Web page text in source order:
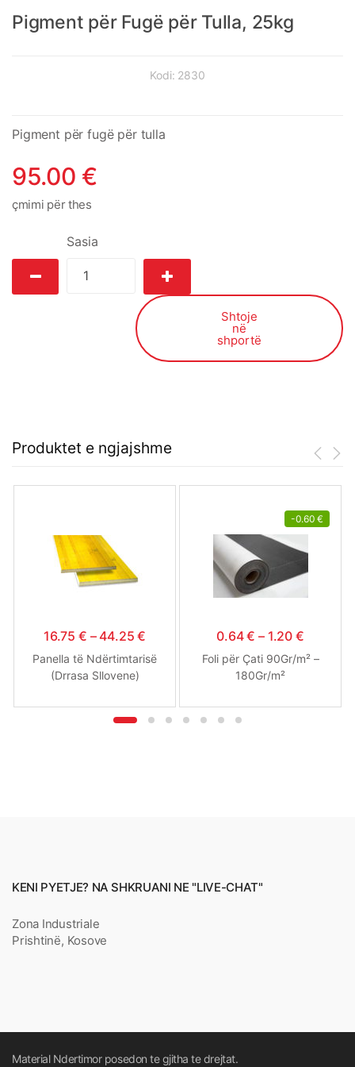
Pigment për Fugë për Tulla, 25kg
Kodi: 2830
Pigment për fugë për tulla
95.00 €
çmimi për thes
Sasia
Shtoje
në
shportë
Produktet e ngjajshme
16.75 € –44.25€
Panella të Ndërtimtarisë
(Drrasa Sllovene)
-0.60 €
0.64€ – 1.20 €
Foli për Çati 90Gr/m² –
180Gr/m²
KENI PYETJE? NA SHKRUANI NE "LIVE-CHAT"
Zona Industriale
Prishtinë, Kosove
Material Ndertimor posedon te gjitha te drejtat.